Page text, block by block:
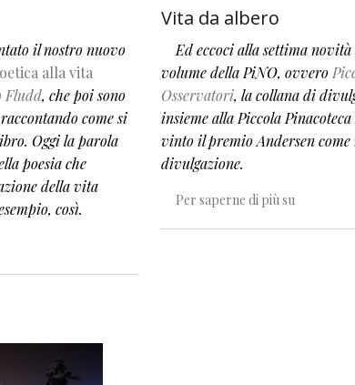
il nostro nuovo
alla vita
Fludd, che poi sono
come si
Oggi la parola
poesia che
della vita
così.
Vita da albero
Ed eccoci alla settima
volume della PiNO, ovvero
Osservatori, la collana di
insieme alla Piccola
vinto il premio Andersen
divulgazione.
Per saperne di più suVita da